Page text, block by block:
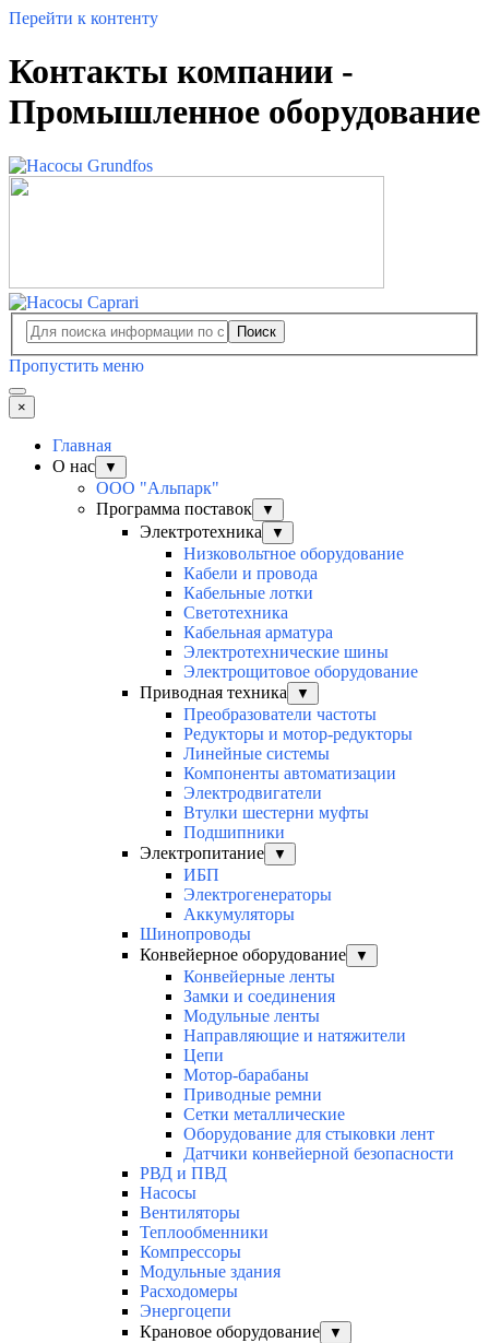
Перейти к контенту
Контакты компании -
Промышленное оборудование
Поиск
Пропустить меню
×
Главная
О нас
▼
ООО "Альпарк"
Программа поставок
▼
Электротехника ▼
Низковольтное оборудование
Кабели и провода
Кабельные лотки
Светотехника
Кабельная арматура
Электротехнические шины
Электрощитовое оборудование
Приводная техника
▼
Преобразователи частоты
Редукторы и мотор-редукторы
Линейные системы
Компоненты автоматизации
Электродвигатели
Втулки шестерни муфты
Подшипники
Электропитание
▼
ИБП
Электрогенераторы
Аккумуляторы
Шинопроводы
Конвейерное оборудование
▼
Конвейерные ленты
Замки и соединения
Модульные ленты
Направляющие и натяжители
Цепи
Мотор-барабаны
Приводные ремни
Сетки металлические
Оборудование для стыковки лент
Датчики конвейерной безопасности
РВД и ПВД
Насосы
Вентиляторы
Теплообменники
Компрессоры
Модульные здания
Расходомеры
Энергоцепи
Крановое оборудование
▼